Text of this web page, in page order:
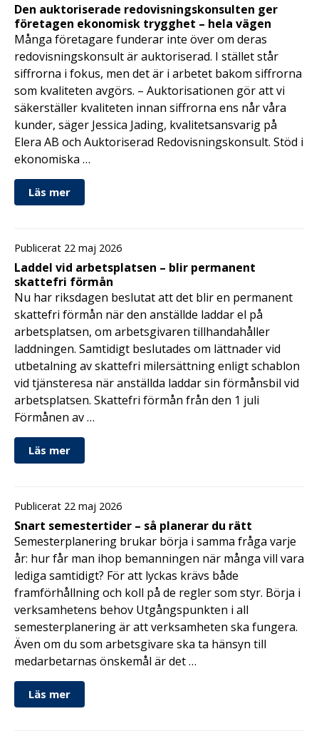
Den auktoriserade redovisningskonsulten ger
företagen ekonomisk trygghet – hela vägen
Många företagare funderar inte över om deras
redovisningskonsult är auktoriserad. I stället står
siffrorna i fokus, men det är i arbetet bakom siffrorna
som kvaliteten avgörs. – Auktorisationen gör att vi
säkerställer kvaliteten innan siffrorna ens når våra
kunder, säger Jessica Jading, kvalitetsansvarig på
Elera AB och Auktoriserad Redovisningskonsult. Stöd i
ekonomiska …
Läs mer
Publicerat 22 maj 2026
Laddel vid arbetsplatsen – blir permanent
skattefri förmån
Nu har riksdagen beslutat att det blir en permanent
skattefri förmån när den anställde laddar el på
arbetsplatsen, om arbetsgivaren tillhandahåller
laddningen. Samtidigt beslutades om lättnader vid
utbetalning av skattefri milersättning enligt schablon
vid tjänsteresa när anställda laddar sin förmånsbil vid
arbetsplatsen. Skattefri förmån från den 1 juli
Förmånen av …
Läs mer
Publicerat 22 maj 2026
Snart semestertider – så planerar du rätt
Semesterplanering brukar börja i samma fråga varje
år: hur får man ihop bemanningen när många vill vara
lediga samtidigt? För att lyckas krävs både
framförhållning och koll på de regler som styr. Börja i
verksamhetens behov Utgångspunkten i all
semesterplanering är att verksamheten ska fungera.
Även om du som arbetsgivare ska ta hänsyn till
medarbetarnas önskemål är det …
Läs mer